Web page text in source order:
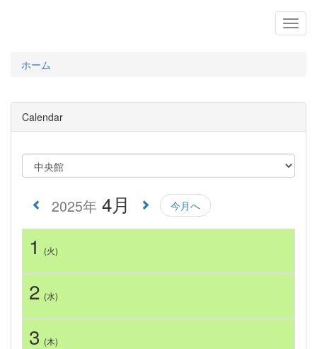
ホーム
Calendar
2025年 4月 今月へ
1 (火)
2 (水)
3 (木)